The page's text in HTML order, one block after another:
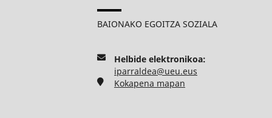
BAIONAKO EGOITZA SOZIALA
Helbide elektronikoa:
iparraldea@ueu.eus
Kokapena mapan